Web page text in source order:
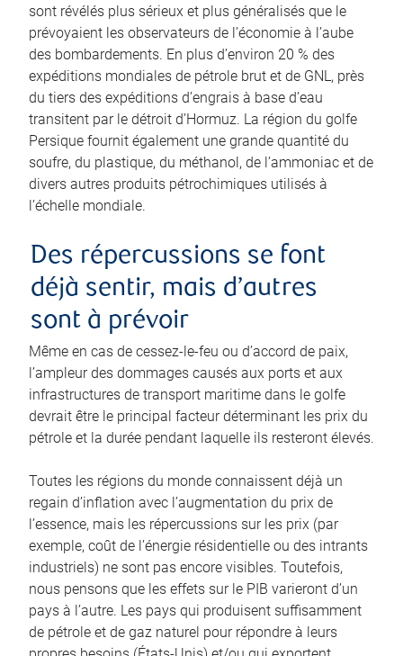
sont révélés plus sérieux et plus généralisés que le
prévoyaient les observateurs de l’économie à l’aube
des bombardements. En plus d’environ 20 % des
expéditions mondiales de pétrole brut et de GNL, près
du tiers des expéditions d’engrais à base d’eau
transitent par le détroit d’Hormuz. La région du golfe
Persique fournit également une grande quantité du
soufre, du plastique, du méthanol, de l’ammoniac et de
divers autres produits pétrochimiques utilisés à
l’échelle mondiale.
Des répercussions se font
déjà sentir, mais d’autres
sont à prévoir
Même en cas de cessez-le-feu ou d’accord de paix,
l’ampleur des dommages causés aux ports et aux
infrastructures de transport maritime dans le golfe
devrait être le principal facteur déterminant les prix du
pétrole et la durée pendant laquelle ils resteront élevés.
Toutes les régions du monde connaissent déjà un
regain d’inflation avec l’augmentation du prix de
l’essence, mais les répercussions sur les prix (par
exemple, coût de l’énergie résidentielle ou des intrants
industriels) ne sont pas encore visibles. Toutefois,
nous pensons que les effets sur le PIB varieront d’un
pays à l’autre. Les pays qui produisent suffisamment
de pétrole et de gaz naturel pour répondre à leurs